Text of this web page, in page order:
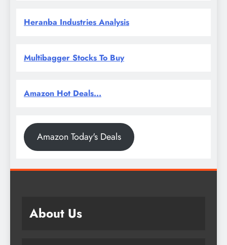
Heranba Industries Analysis
Multibagger Stocks To Buy
Amazon Hot Deals...
Amazon Today's Deals
About Us